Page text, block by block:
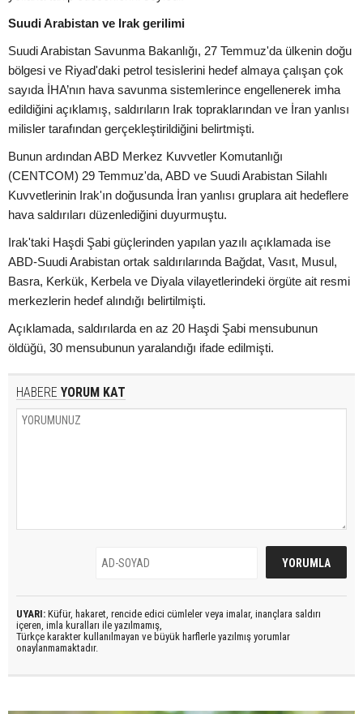
Suudi Arabistan ve Irak gerilimi
Suudi Arabistan Savunma Bakanlığı, 27 Temmuz'da ülkenin doğu
bölgesi ve Riyad'daki petrol tesislerini hedef almaya çalışan çok
sayıda İHA’nın hava savunma sistemlerince engellenerek imha
edildiğini açıklamış, saldırıların Irak topraklarından ve İran yanlısı
milisler tarafından gerçekleştirildiğini belirtmişti.
Bunun ardından ABD Merkez Kuvvetler Komutanlığı
(CENTCOM) 29 Temmuz'da, ABD ve Suudi Arabistan Silahlı
Kuvvetlerinin Irak'ın doğusunda İran yanlısı gruplara ait hedeflere
hava saldırıları düzenlediğini duyurmuştu.
Irak'taki Haşdi Şabi güçlerinden yapılan yazılı açıklamada ise
ABD-Suudi Arabistan ortak saldırılarında Bağdat, Vasıt, Musul,
Basra, Kerkük, Kerbela ve Diyala vilayetlerindeki örgüte ait resmi
merkezlerin hedef alındığı belirtilmişti.
Açıklamada, saldırılarda en az 20 Haşdi Şabi mensubunun
öldüğü, 30 mensubunun yaralandığı ifade edilmişti.
HABERE YORUM KAT
UYARI: Küfür, hakaret, rencide edici cümleler veya imalar, inançlara saldırı
içeren, imla kuralları ile yazılmamış,
Türkçe karakter kullanılmayan ve büyük harflerle yazılmış yorumlar
onaylanmamaktadır.